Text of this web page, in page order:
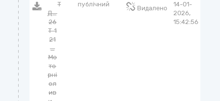
Т
Д_
26
Т-1
21
_
Мо
то
рні
ол
ив
публічний
Видалено
14-01-
2026,
15:42:56